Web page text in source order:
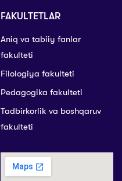
FAKULTETLAR
Aniq va tabiiy fanlar
fakulteti
Filologiya fakulteti
Pedagogika fakulteti
Tadbirkorlik va boshqaruv
fakulteti